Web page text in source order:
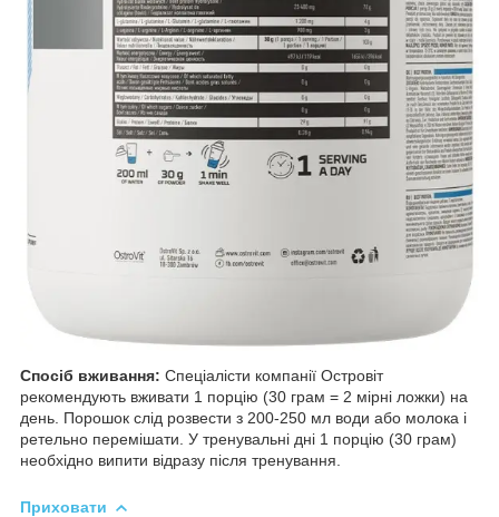
Спосіб вживання: Спеціалісти компанії Островіт
рекомендують вживати 1 порцію (30 грам = 2 мірні ложки) на
день. Порошок слід розвести з 200-250 мл води або молока і
ретельно перемішати. У тренувальні дні 1 порцію (30 грам)
необхідно випити відразу після тренування.
Приховати